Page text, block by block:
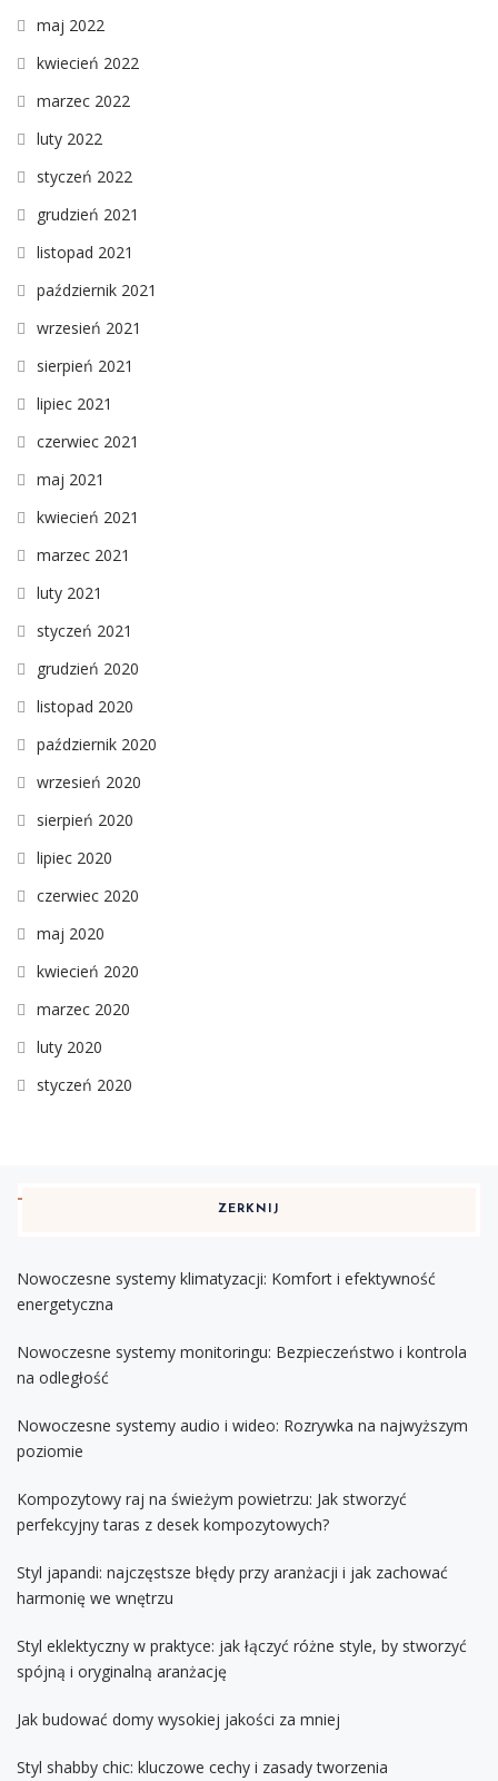
maj 2022
kwiecień 2022
marzec 2022
luty 2022
styczeń 2022
grudzień 2021
listopad 2021
październik 2021
wrzesień 2021
sierpień 2021
lipiec 2021
czerwiec 2021
maj 2021
kwiecień 2021
marzec 2021
luty 2021
styczeń 2021
grudzień 2020
listopad 2020
październik 2020
wrzesień 2020
sierpień 2020
lipiec 2020
czerwiec 2020
maj 2020
kwiecień 2020
marzec 2020
luty 2020
styczeń 2020
ZERKNIJ
Nowoczesne systemy klimatyzacji: Komfort i efektywność
energetyczna
Nowoczesne systemy monitoringu: Bezpieczeństwo i kontrola
na odległość
Nowoczesne systemy audio i wideo: Rozrywka na najwyższym
poziomie
Kompozytowy raj na świeżym powietrzu: Jak stworzyć
perfekcyjny taras z desek kompozytowych?
Styl japandi: najczęstsze błędy przy aranżacji i jak zachować
harmonię we wnętrzu
Styl eklektyczny w praktyce: jak łączyć różne style, by stworzyć
spójną i oryginalną aranżację
Jak budować domy wysokiej jakości za mniej
Styl shabby chic: kluczowe cechy i zasady tworzenia